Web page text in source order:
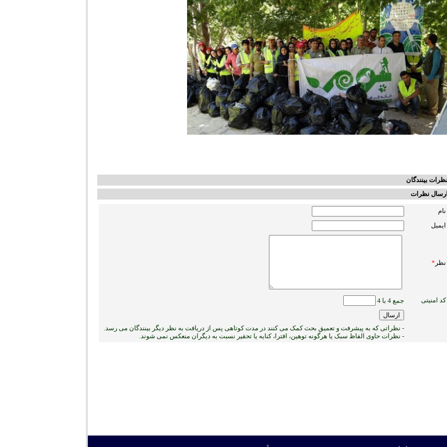
بینندگان
نظرات
نام
ایمیل
نظر *
کد امنیتی جمع 4 با 4
- نظراتی که به پیشرفت و تعمیق بحث کمک می کنند در مدت کوتاهی پس از دریافت به نظر دیگر بینندگان می رسد.
- نظرات حاوی الفاظ سبک یا هرگونه توهین، افترا، کنایه یا تحقیر نسبت به دیگران منعکس نمی ‏شوند.